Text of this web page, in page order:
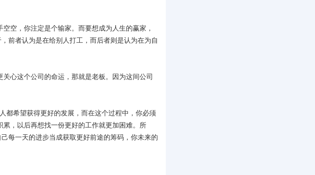
空，你注定是个输家。而要想成为人生的赢家，
前者认为是在给别人打工，而后者则是认为在为自
心这个公司的命运，那就是老板。因为这间公司
都希望获得更好的发展，而在这个过程中，你必须
，以后再想找一份更好的工作就更加困难。所
每一天的进步当成获取更好前途的筹码，你未来的